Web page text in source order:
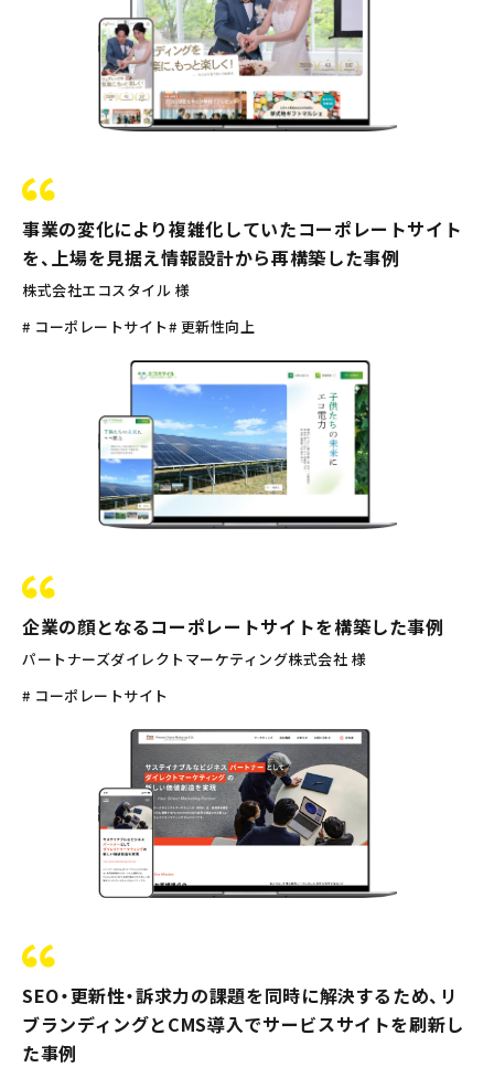
事業の変化により複雑化していたコーポレートサイト
を、上場を見据え情報設計から再構築した事例
株式会社エコスタイル 様
# コーポレートサイト# 更新性向上
企業の顔となるコーポレートサイトを構築した事例
パートナーズダイレクトマーケティング株式会社 様
# コーポレートサイト
SEO・更新性・訴求力の課題を同時に解決するため、リ
ブランディングとCMS導入でサービスサイトを刷新し
た事例